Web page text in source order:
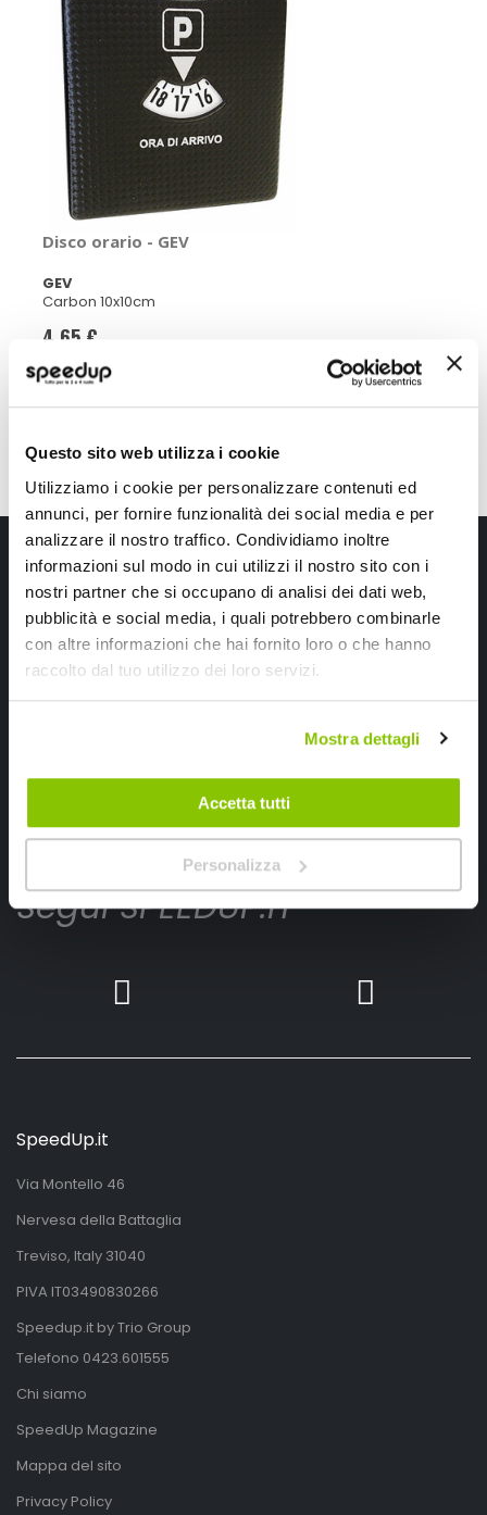
Questo sito web utilizza i cookie
Utilizziamo i cookie per personalizzare contenuti ed
annunci, per fornire funzionalità dei social media e per
analizzare il nostro traffico. Condividiamo inoltre
informazioni sul modo in cui utilizzi il nostro sito con i
nostri partner che si occupano di analisi dei dati web,
pubblicità e social media, i quali potrebbero combinarle
con altre informazioni che hai fornito loro o che hanno
raccolto dal tuo utilizzo dei loro servizi.
Mostra dettagli
Accetta tutti
Personalizza
Disco orario - GEV
GEV
Carbon 10x10cm
4,65 €
CONSEGNA IN 48H
Iscriviti alla newsletter Speedup
Ricevi subito uno sconto del 10% per il tuo primo acquisto online!
Iscrivimi
Segui SPEEDUP.IT
SpeedUp.it
Via Montello 46
Nervesa della Battaglia
Treviso, Italy 31040
PIVA IT03490830266
Speedup.it by Trio Group
Telefono 0423.601555
Chi siamo
SpeedUp Magazine
Mappa del sito
Privacy Policy